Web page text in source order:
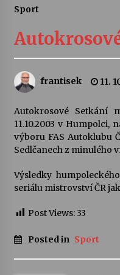
Sukuba
4. 8.
Vernisáž
kapkou
Veselí
30. 7.
Letní
Sport
frantisek 11.
Autokrosové Setkání
11.10.2003 v
výboru FAS Autoklubu
Sedlčanech z minulého
Výsledky
seriálu mistrovství ČR
Post Views:33
Posted in Sport